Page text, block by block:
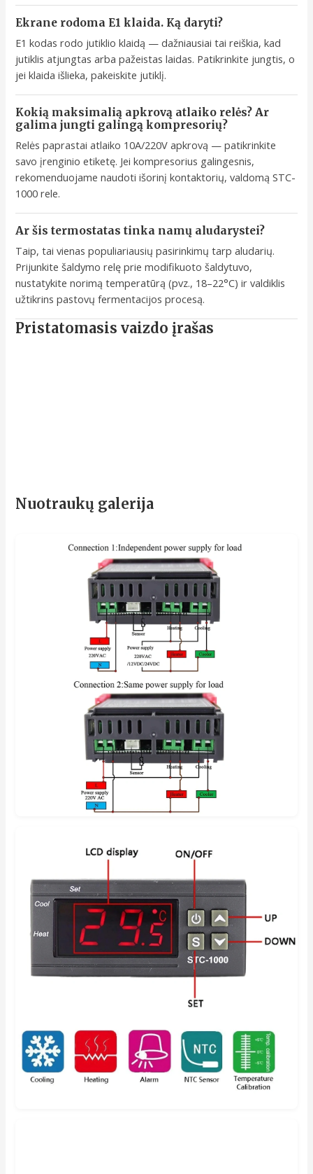
Ekrane rodoma E1 klaida. Ką daryti?
E1 kodas rodo jutiklio klaidą — dažniausiai tai reiškia, kad
jutiklis atjungtas arba pažeistas laidas. Patikrinkite jungtis, o
jei klaida išlieka, pakeiskite jutiklį.
Kokią maksimalią apkrovą atlaiko relės? Ar
galima jungti galingą kompresorių?
Relės paprastai atlaiko 10A/220V apkrovą — patikrinkite
savo įrenginio etiketę. Jei kompresorius galingesnis,
rekomenduojame naudoti išorinį kontaktorių, valdomą STC-
1000 rele.
Ar šis termostatas tinka namų aludarystei?
Taip, tai vienas populiariausių pasirinkimų tarp aludarių.
Prijunkite šaldymo relę prie modifikuoto šaldytuvo,
nustatykite norimą temperatūrą (pvz., 18–22°C) ir valdiklis
užtikrins pastovų fermentacijos procesą.
Pristatomasis vaizdo įrašas
Nuotraukų galerija